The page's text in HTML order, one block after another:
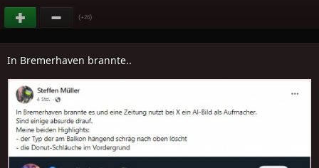
(+26)
In Bremerhaven brannte..